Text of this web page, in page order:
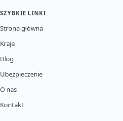
SZYBKIE LINKI
Strona główna
Kraje
Blog
Ubezpieczenie
O nas
Kontakt